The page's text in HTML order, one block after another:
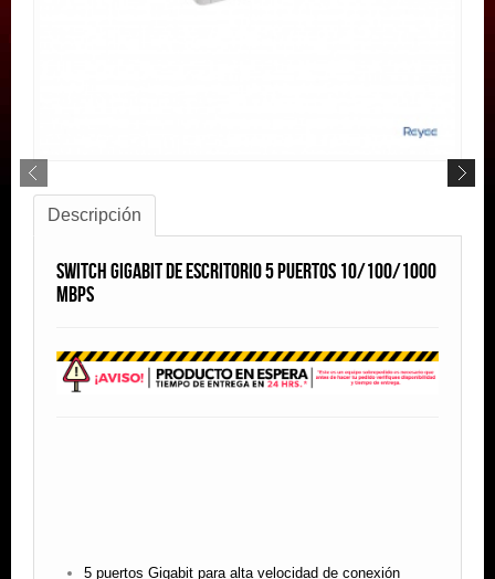
Descripción
Switch Gigabit De Escritorio 5 puertos 10/100/1000
Mbps
5 puertos Gigabit para alta velocidad de conexión